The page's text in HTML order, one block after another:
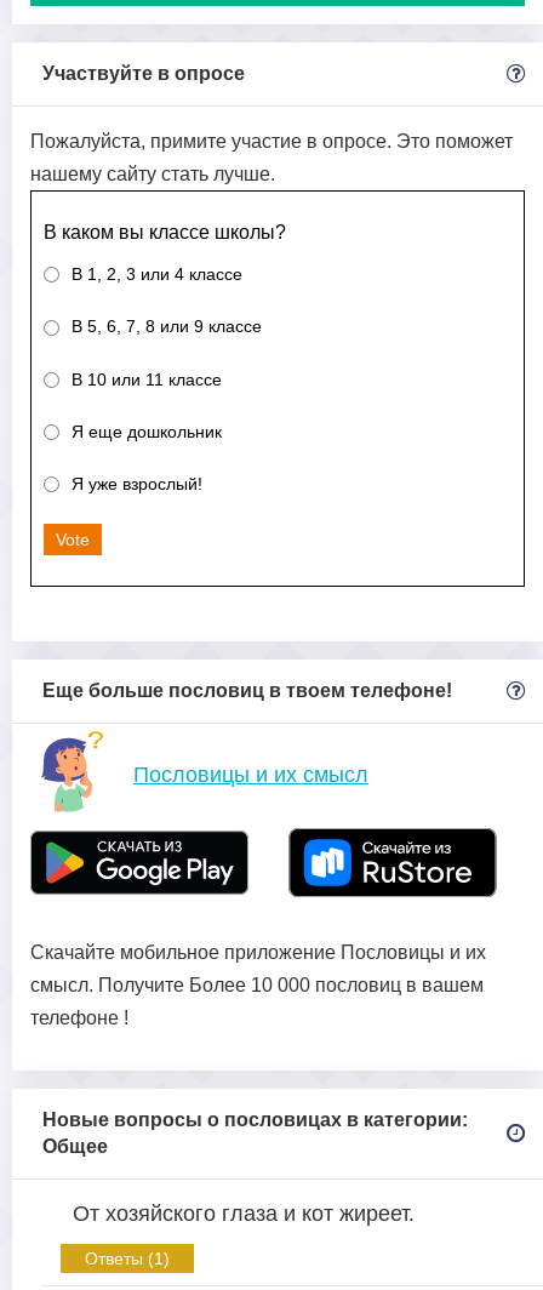
Участвуйте в опросе
Пожалуйста, примите участие в опросе. Это поможет
нашему сайту стать лучше.
В каком вы классе школы?
В 1, 2, 3 или 4 классе
В 5, 6, 7, 8 или 9 классе
В 10 или 11 классе
Я еще дошкольник
Я уже взрослый!
Vote
Еще больше пословиц в твоем телефоне!
Пословицы и их смысл
Скачайте мобильное приложение Пословицы и их
смысл. Получите Более 10 000 пословиц в вашем
телефоне !
Новые вопросы о пословицах в категории:
Общее
От хозяйского глаза и кот жиреет.
Ответы (1)